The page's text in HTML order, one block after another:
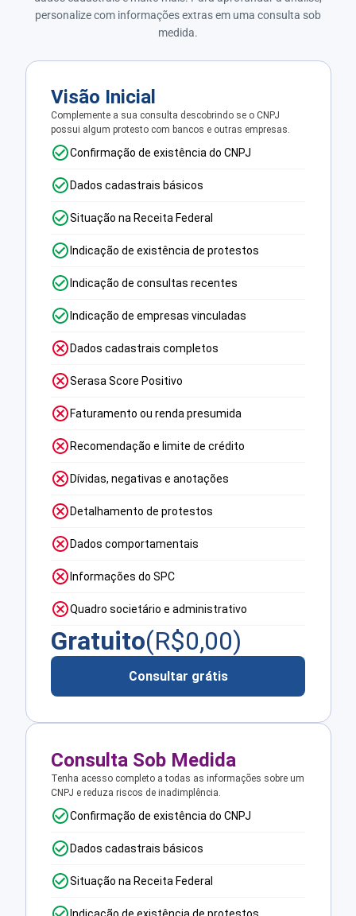
personalize com informações extras em uma consulta sob
medida.
Visão Inicial
Complemente a sua consulta descobrindo se o CNPJ
possui algum protesto com bancos e outras empresas.
Confirmação de existência do CNPJ
Dados cadastrais básicos
Situação na Receita Federal
Indicação de existência de protestos
Indicação de consultas recentes
Indicação de empresas vinculadas
Dados cadastrais completos
Serasa Score Positivo
Faturamento ou renda presumida
Recomendação e limite de crédito
Dívidas, negativas e anotações
Detalhamento de protestos
Dados comportamentais
Informações do SPC
Quadro societário e administrativo
Gratuito(R$0,00)
Consultar grátis
Consulta Sob Medida
Tenha acesso completo a todas as informações sobre um
CNPJ e reduza riscos de inadimplência.
Confirmação de existência do CNPJ
Dados cadastrais básicos
Situação na Receita Federal